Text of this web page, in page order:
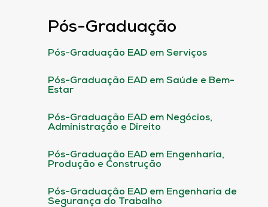
Pós-Graduação
Pós-Graduação EAD em Serviços
Pós-Graduação EAD em Saúde e Bem-
Estar
Pós-Graduação EAD em Negócios,
Administração e Direito
Pós-Graduação EAD em Engenharia,
Produção e Construção
Pós-Graduação EAD em Engenharia de
Segurança do Trabalho